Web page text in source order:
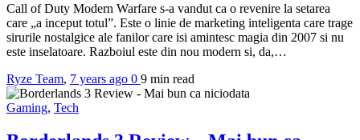
Call of Duty Modern Warfare s-a vandut ca o revenire la setarea
care „a inceput totul”. Este o linie de marketing inteligenta care trage
sirurile nostalgice ale fanilor care isi amintesc magia din 2007 si nu
este inselatoare. Razboiul este din nou modern si, da,…
Ryze Team, 7 years ago 0 9 min read
Gaming, Tech